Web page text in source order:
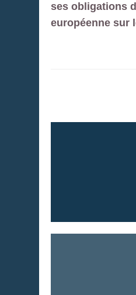
ses obligations
européenne sur